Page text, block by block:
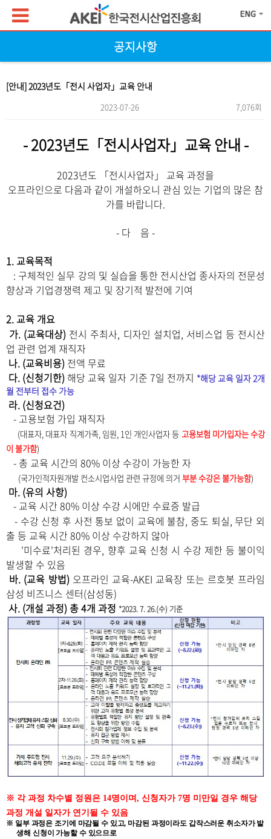
공지사항
[안내] 2023년도「전시 사업자」교육 안내
2023-07-26 7,076회
- 2023년도「전시사업자」교육 안내 -
2023년도 「전시사업자」 교육 과정을
오프라인으로 다음과 같이 개설하오니 관심 있는 기업의 많은 참
가를 바랍니다.
- 다 음 -
1. 교육목적
: 구체적인 실무 강의 및 실습을 통한 전시산업 종사자의 전문성
향상과 기업경쟁력 제고 및 장기적 발전에 기여
2. 교육 개요
가. (교육대상) 전시 주최사, 디자인 설치업, 서비스업 등 전시산
업 관련 업계 재직자
나. (교육비용) 전액 무료
다. (신청기한) 해당 교육 일자 기준 7일 전까지 *해당 교육 일자 2개
월 전부터 접수 가능
라. (신청요건)
- 고용보험 가입 재직자
(대표자, 대표자 직계가족, 임원, 1인 개인사업자 등 고용보험 미가입자는 수강
이 불가함)
- 총 교육 시간의 80% 이상 수강이 가능한 자
(국가인적자원개발 컨소시업사업 관련 규정에 의거 부분 수강은 불가능함)
마. (유의 사항)
- 교육 시간 80% 이상 수강 시에만 수료증 발급
- 수강 신청 후 사전 통보 없이 교육에 불참, 중도 퇴실, 무단 외
출 등 교육 시간 80% 이상 수강하지 않아
'미수료'처리된 경우, 향후 교육 신청 시 수강 제한 등 불이익
발생할 수 있음
바. (교육 방법) ​오프라인 교육-AKEI 교육장 또는 르호봇 프라임
삼성 비즈니스 센터(삼성동)
사. (개설 과정) 총 4개 과정 *2023. 7. 26.(수) 기준
※ 각 과정 차수별 정원은 14명이며 , 신청자가 7명 미만일 경우 해당
과정 개설 일자가 연기될 수 있음
※ 일부 과정은 조기에 마감될 수 있고, 마감된 과정이라도 갑작스러운 취소자가 발
생해 신청이 가능할 수 있으므로